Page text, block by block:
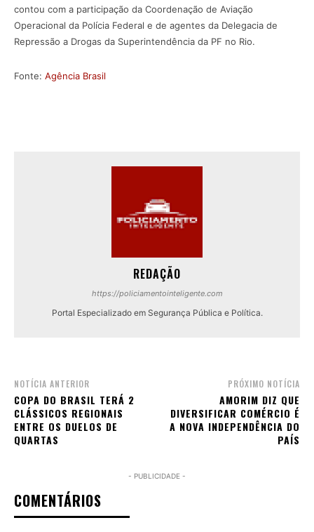
contou com a participação da Coordenação de Aviação
Operacional da Polícia Federal e de agentes da Delegacia de
Repressão a Drogas da Superintendência da PF no Rio.
Fonte: Agência Brasil
REDAÇÃO
https://policiamentointeligente.com
Portal Especializado em Segurança Pública e Política.
NOTÍCIA ANTERIOR
COPA DO BRASIL TERÁ 2
CLÁSSICOS REGIONAIS
ENTRE OS DUELOS DE
QUARTAS
PRÓXIMO NOTÍCIA
AMORIM DIZ QUE
DIVERSIFICAR COMÉRCIO É
A NOVA INDEPENDÊNCIA DO
PAÍS
- PUBLICIDADE -
COMENTÁRIOS